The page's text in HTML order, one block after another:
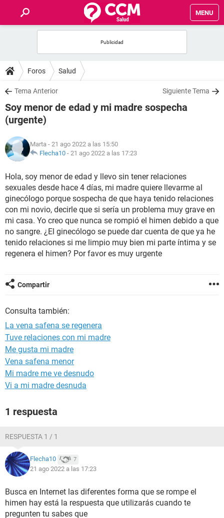
MENU
FOROS
SALUD
FAMILIA
NUTRICIÓN
SEXUALIDAD
GLOSARIO
Foros Salud
Tema Anterior Siguiente Tema
Soy menor de edad y mi madre sospecha
(urgente)
Marta - 21 ago 2022 a las 15:50
Flecha10 - 21 ago 2022 a las 17:23
Hola, soy menor de edad y llevo sin tener relaciones
sexuales desde hace 4 días, mi madre quiere llevarme al
ginecólogo porque sospecha de que haya tenido relaciones
con mi novio, decirle que si sería un problema muy grave en
mi casa. Yo creo que nunca se rompió el himen debido a que
no sangre. ¿El ginecólogo se puede dar cuenta de que ya he
tenido relaciones si me limpio muy bien mi parte íntima y se
regenera el himen? Por favor es muy urgente
Compartir
Consulta también:
La vena safena se regenera
Tuve relaciones con mi madre
Me gusta mi madre
Vena safena menor
Mi madre me ve desnudo
Vi a mi madre desnuda
1 respuesta
RESPUESTA 1 / 1
Flecha10 7
21 ago 2022 a las 17:23
Busca en Internet las diferentes forma que se rompe el
himen hay está la respuesta que utilizarás cuando te
pregunten tu sabes que